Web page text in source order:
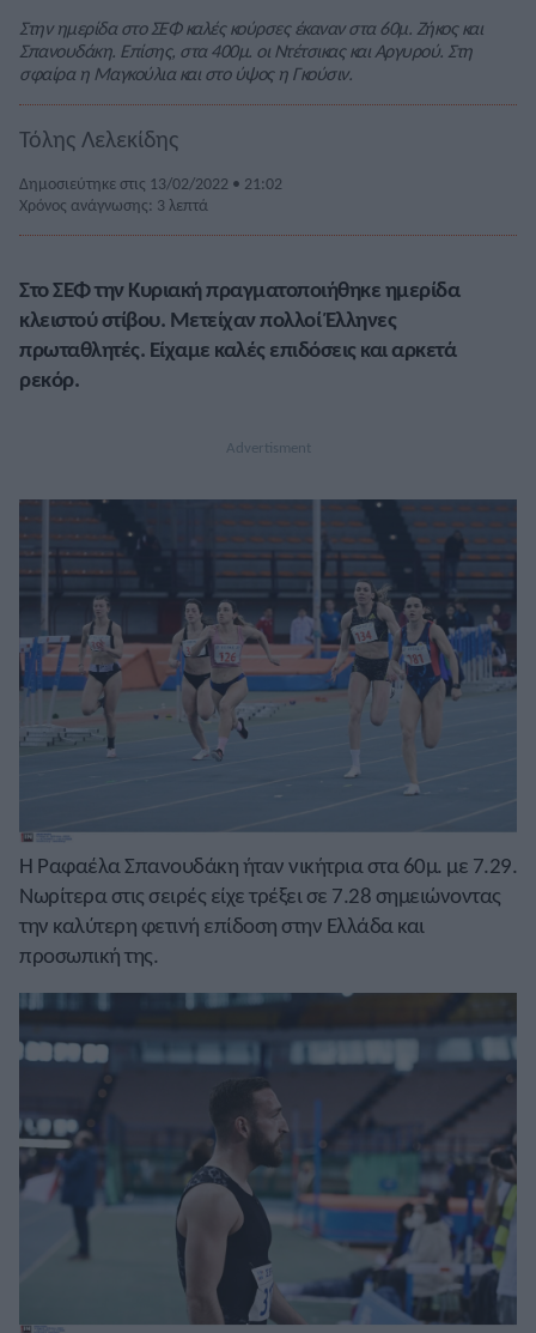
Στην ημερίδα στο ΣΕΦ καλές κούρσες έκαναν στα 60μ. Ζήκος και
Σπανουδάκη. Επίσης, στα 400μ. οι Ντέτσικας και Αργυρού. Στη
σφαίρα η Μαγκούλια και στο ύψος η Γκούσιν.
Τόλης Λελεκίδης
Δημοσιεύτηκε στις 13/02/2022 • 21:02
Χρόνος ανάγνωσης: 3 λεπτά
Στο ΣΕΦ την Κυριακή πραγματοποιήθηκε ημερίδα
κλειστού στίβου. Μετείχαν πολλοί Έλληνες
πρωταθλητές. Είχαμε καλές επιδόσεις και αρκετά
ρεκόρ.
Η Ραφαέλα Σπανουδάκη ήταν νικήτρια στα 60μ. με 7.29.
Νωρίτερα στις σειρές είχε τρέξει σε 7.28 σημειώνοντας
την καλύτερη φετινή επίδοση στην Ελλάδα και
προσωπική της.